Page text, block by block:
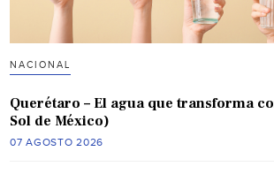
NACIONAL
Querétaro – El agua que transforma
Sol de México)
07 AGOSTO 2026